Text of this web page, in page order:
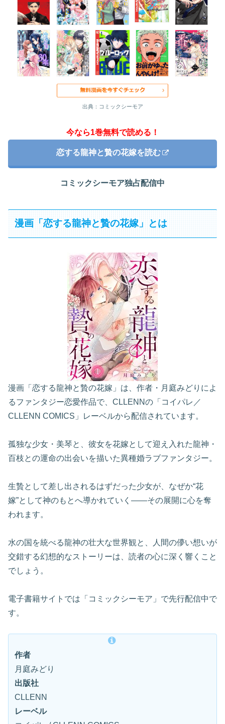
出典：コミックシーモア
今なら1巻無料で読める！
恋する龍神と贄の花嫁を読む
コミックシーモア独占配信中
漫画「恋する龍神と贄の花嫁」とは
漫画「恋する龍神と贄の花嫁」は、作者・月庭みどりによ
るファンタジー恋愛作品で、CLLENNの「コイパレ／
CLLENN COMICS」レーベルから配信されています。
孤独な少女・美琴と、彼女を花嫁として迎え入れた龍神・
百枝との運命の出会いを描いた異種婚ラブファンタジー。
生贄として差し出されるはずだった少女が、なぜか“花
嫁”として神のもとへ導かれていく――その展開に心を奪
われます。
水の国を統べる龍神の壮大な世界観と、人間の儚い想いが
交錯する幻想的なストーリーは、読者の心に深く響くこと
でしょう。
電子書籍サイトでは「コミックシーモア」で先行配信中で
す。
作者
月庭みどり
出版社
CLLENN
レーベル